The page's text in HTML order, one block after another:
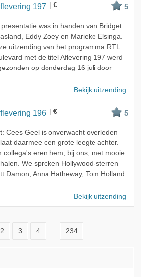
197 € 5
presentatie was in handen van Bridget
Eddy Zoey en Marieke Elsinga.
uitzending van het programma RTL
met de titel Aflevering 197 werd
op donderdag 16 juli door
Bekijk uitzending
196 € 5
Cees Geel is onverwacht overleden
daarmee een grote leegte achter.
collega's eren hem, bij ons, met mooie
We spreken Hollywood-sterren
Damon, Anna Hatheway, Tom Holland
Bekijk uitzending
2 3 4 . . . 234